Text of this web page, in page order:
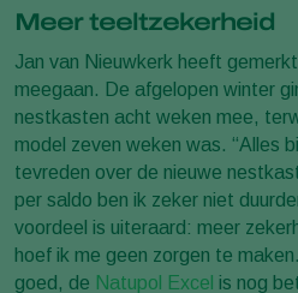
Meer teeltzekerheid
Jan van Nieuwkerk heeft
meegaan. De afgelopen winter
nestkasten acht weken mee,
model zeven weken was. “Alles
tevreden over de nieuwe
per saldo ben ik zeker niet
voordeel is uiteraard: meer
hoef ik me geen zorgen te
goed, de Natupol Excel is nog